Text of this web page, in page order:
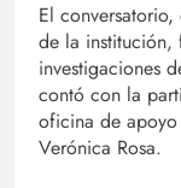
El
de la
investigaciones
contó con la
oficina de apoyo
Verónica Rosa.